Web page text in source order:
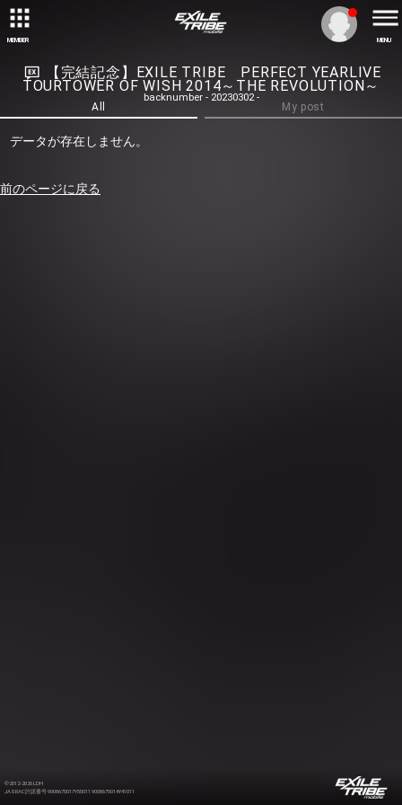
MEMBER MENU
【完結記念】EXILE TRIBE PERFECT YEARLIVE
TOURTOWER OF WISH 2014～THE REVOLUTION～
backnumber - 20230302 -
All My post
データが存在しません。
前のページに戻る
©2012-2026 LDH
JASRAC許諾番号 9008675017Y55011 9008675014Y41011